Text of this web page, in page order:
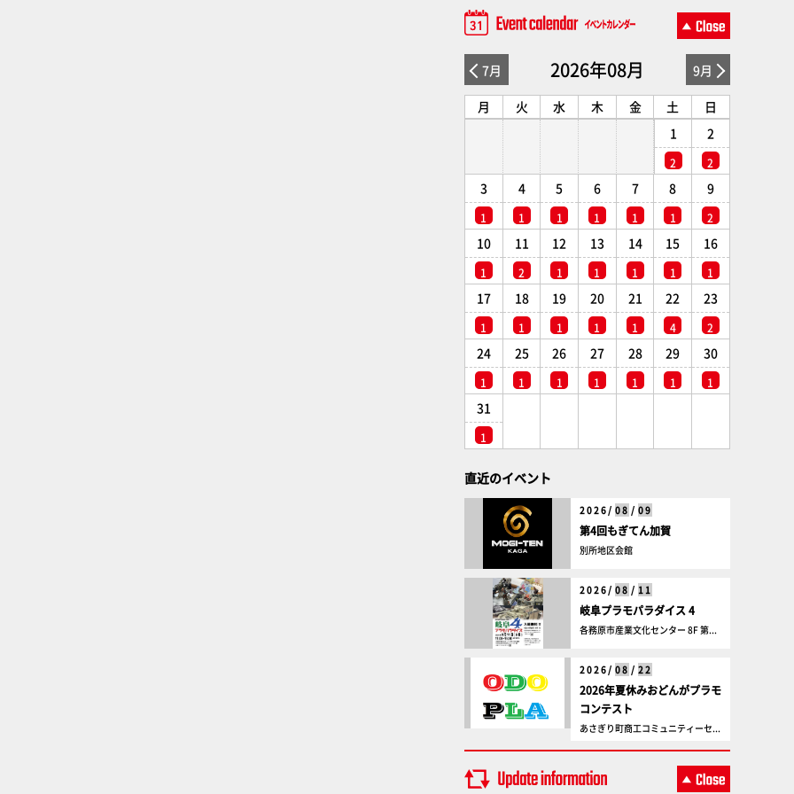
7月 2026年08月 9月
月 火 水 木 金 土
日
1
2
2
2
3
1
4
1
5
1
6
1
7
1
8
1
9
2
10
1
11
2
12
1
13
1
14
1
15
1
16
1
17
1
18
1
19
1
20
1
21
1
22
4
23
2
24
1
25
1
26
1
27
1
28
1
29
1
30
1
31
1
直近のイベント
2026/ 08 / 09
第4回もぎてん加賀
別所地区会館
2026/ 08 / 11
岐阜プラモパラダイス 4
各務原市産業文化センター 8F 第...
2026/ 08 / 22
2026年夏休みおどんがプラモ
コンテスト
あさぎり町商工コミュニティーセ...